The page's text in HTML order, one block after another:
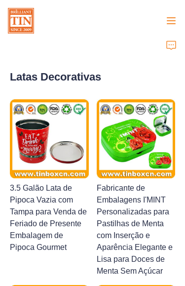
Latas Decorativas
3.5 Galão Lata de
Pipoca Vazia com
Tampa para Venda de
Feriado de Presente
Embalagem de
Pipoca Gourmet
Fabricante de
Embalagens I'MINT
Personalizadas para
Pastilhas de Menta
com Inserção e
Aparência Elegante e
Lisa para Doces de
Menta Sem Açúcar
Empresa
Produtos
Serviços ao Cliente
Feiras de Negócios 2026
Certificados
Sustentabilidade
Notícias